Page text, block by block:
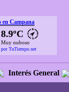
en Campana
8.9ºC
Muy nuboso
por TuTiempo.net
Interés General